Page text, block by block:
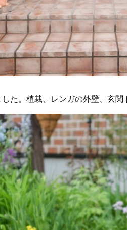
た。植栽、レンガの外壁、玄関